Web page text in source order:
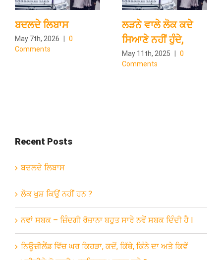
ਬਦਲਦੇ ਲਿਬਾਸ
May 7th, 2026
0
Comments
ਲੜਨੇ ਵਾਲੇ ਲੋਕ ਕਦੇ
ਸਿਆਣੇ ਨਹੀਂ ਹੁੰਦੇ,
May 11th, 2025
0
Comments
Recent Posts
ਬਦਲਦੇ ਲਿਬਾਸ
ਲੋਕ ਖੁਸ਼ ਕਿਉਂ ਨਹੀਂ ਹਨ ?
ਨਵਾਂ ਸਬਕ – ਜ਼ਿੰਦਗੀ ਰੋਜ਼ਾਨਾ ਬਹੁਤ ਸਾਰੇ ਨਵੇਂ ਸਬਕ ਦਿੰਦੀ ਹੈ l
ਨਿਊਜ਼ੀਲੈਂਡ ਵਿੱਚ ਘਰ ਕਿਹੜਾ, ਕਦੋਂ, ਕਿੱਥੇ, ਕਿੰਨੇ ਦਾ ਅਤੇ ਕਿਵੇਂ